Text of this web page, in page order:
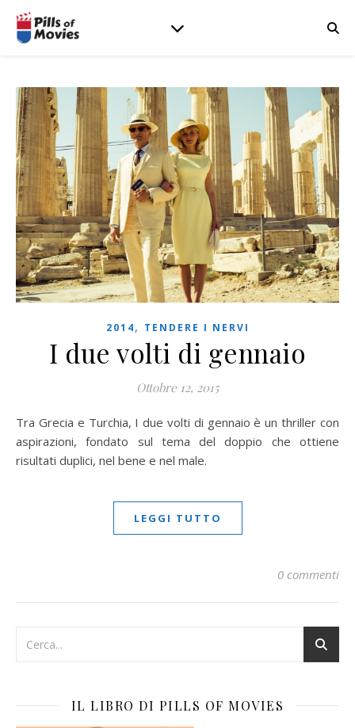
2014, TENDERE I NERVI
I due volti di gennaio
Ottobre 12, 2015
Tra Grecia e Turchia, I due volti di gennaio è un thriller con
aspirazioni, fondato sul tema del doppio che ottiene
risultati duplici, nel bene e nel male.
LEGGI TUTTO
0 commenti
IL LIBRO DI PILLS OF MOVIES